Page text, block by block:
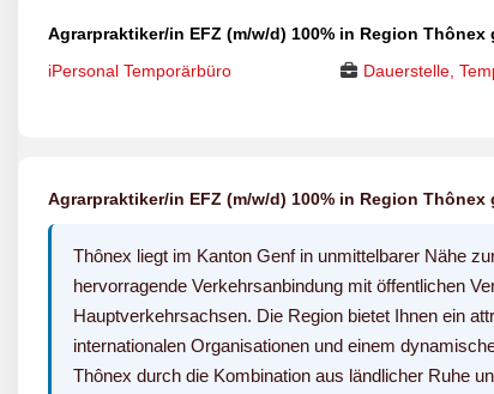
Agrarpraktiker/in EFZ (m/w/d) 100% in Region Thônex
iPersonal Temporärbüro
Dauerstelle,
Agrarpraktiker/in EFZ (m/w/d) 100% in Region Thônex
Thônex liegt im Kanton Genf in unmittelbarer Nähe
hervorragende Verkehrsanbindung mit öffentlichen
Hauptverkehrsachsen. Die Region bietet Ihnen ein
internationalen Organisationen und einem
Thônex durch die Kombination aus ländlicher Ruhe